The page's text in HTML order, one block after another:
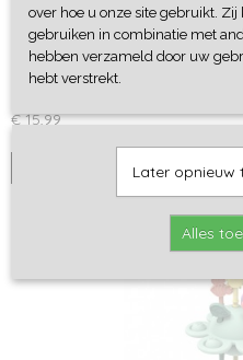
Magic Lamp - Petit Boum
Nieuw van Petit Boum! Gebruik
€ 15,99
IN WINKELWAGEN
over hoe u onze site gebruikt.
gebruiken in combinatie met
hebben verzameld door uw
hebt verstrekt.
Later opnieuw
Alles